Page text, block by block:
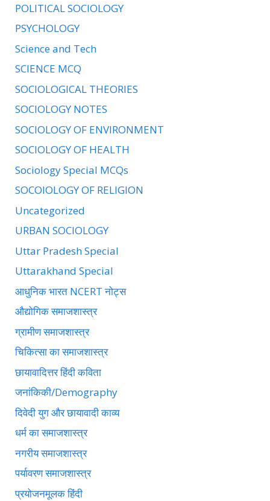
POLITICAL SOCIOLOGY
PSYCHOLOGY
Science and Tech
SCIENCE MCQ
SOCIOLOGICAL THEORIES
SOCIOLOGY NOTES
SOCIOLOGY OF ENVIRONMENT
SOCIOLOGY OF HEALTH
Sociology Special MCQs
SOCOIOLOGY OF RELIGION
Uncategorized
URBAN SOCIOLOGY
Uttar Pradesh Special
Uttarakhand Special
आधुनिक भारत NCERT नोट्स
औद्योगिक समाजशास्त्र
ग्रामीण समाजशास्त्र
चिकित्सा का समाजशास्त्र
छायावादित्तर हिंदी कविता
जनांकिकी/Demography
दिवेदी युग और छायावादी काव्य
धर्म का समाजशास्त्र
नगरीय समाजशास्त्र
पर्यावरण समाजशास्त्र
प्रयोजनमूलक हिंदी